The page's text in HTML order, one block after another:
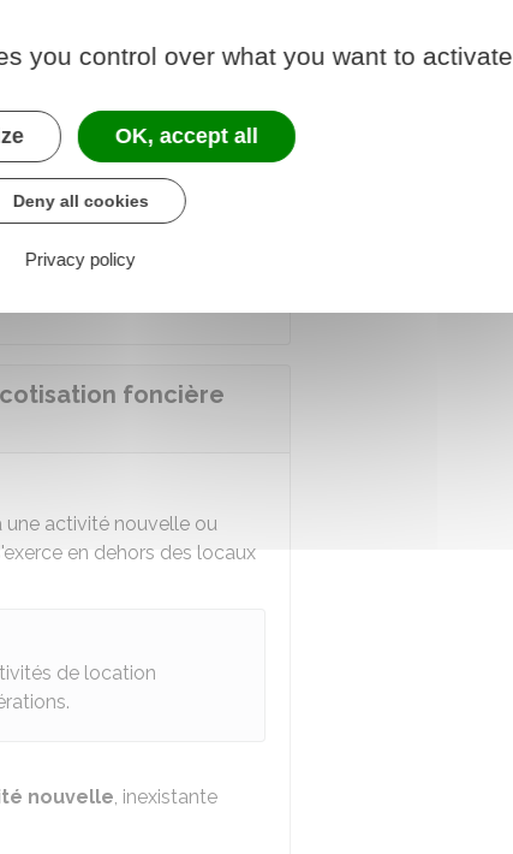
spéciale et remplir les
- ZRD
entreprises lors de la
foncière
une activité nouvelle ou
en dehors des locaux
de location
nouvelle, inexistante
you control over what you want to activate
OK, accept all
Deny all cookies
Privacy policy